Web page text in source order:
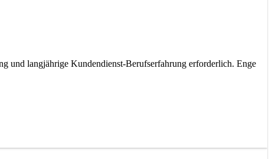
und langjährige Kundendienst-Berufserfahrung erforderlich. Enge